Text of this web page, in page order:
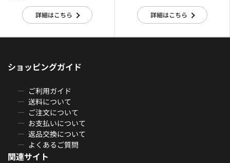
詳細はこちら 詳細はこちら
ショッピングガイド
ご利用ガイド
送料について
ご注文について
お支払いについて
返品交換について
よくあるご質問
関連サイト